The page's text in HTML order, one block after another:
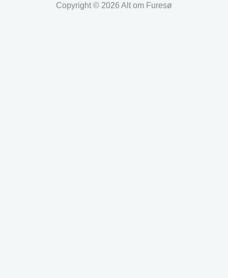
Copyright © 2026 Alt om Furesø